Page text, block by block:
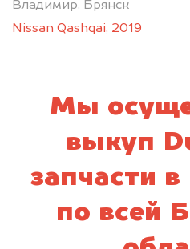
Владимир, Брянск
Nissan Qashqai, 2019
Мы
выкуп
запчасти
по всей